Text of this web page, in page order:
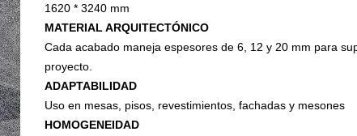
Magic Box - Interior
Magic Box - Led
Organizadores de HPL
Cubierteros
1620 * 3240 mm
MATERIAL ARQUITECTÓNICO
Cada acabado maneja espesores de 6, 12 y 20 mm para
proyecto.
ADAPTABILIDAD
Uso en mesas, pisos, revestimientos, fachadas y mesones
HOMOGENEIDAD